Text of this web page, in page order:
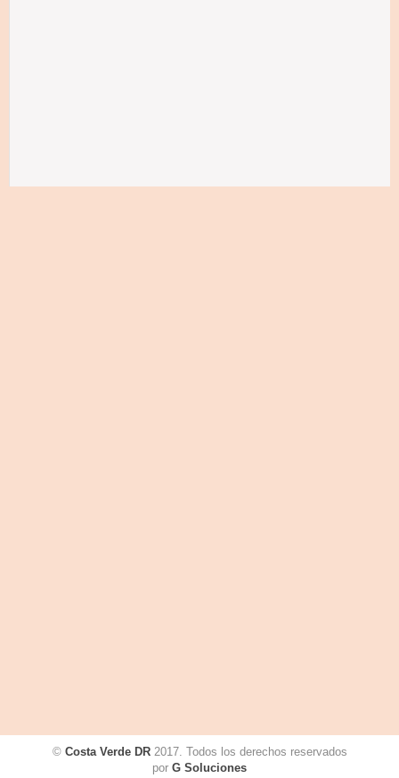
© Costa Verde DR2017. Todos los derechos reservados
por G Soluciones